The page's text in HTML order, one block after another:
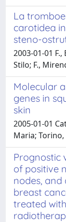
La
carotidea
steno-
2003-01-01
Stilo; F.,
Molecular
genes in
skin
2005-01-01
Maria; Torino,
Prognostic
of positive
nodes, and
breast
treated